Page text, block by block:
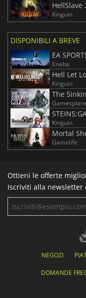
HellSlave
Kinguin
DISPONIBILI A BREVE
EA
Eneba
Hell Let
Kinguin
The
Kinguin
Mortal
Gamelife
Ottieni le offerte
Iscriviti alla newsletter
NEGOZI
DOMANDE